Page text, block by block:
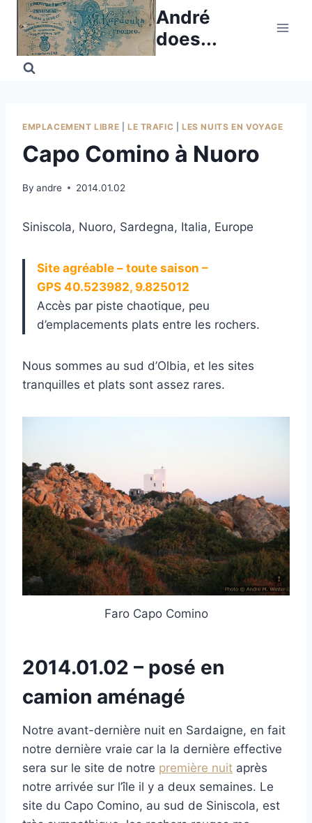
Skip
content
André
does...
EMPLACEMENT LIBRE LE TRAFIC |LES NUITS EN VOYAGE
Capo Comino à Nuoro
By andre 2014.01.02
Siniscola, Nuoro, Sardegna, Italia, Europe
Site agréable – toute saison –
GPS 40.523982, 9.825012
Accès par piste chaotique, peu
d’emplacements plats entre les rochers.
Nous sommes au sud d’Olbia, et les sites
tranquilles et plats sont assez rares.
Faro Capo Comino
2014.01.02 – posé en
camion aménagé
Notre avant-dernière nuit en Sardaigne, en fait
notre dernière vraie car la la dernière effective
sera sur le site de notre première nuit après
notre arrivée sur l’île il y a deux semaines. Le
site du Capo Comino, au sud de Siniscola, est